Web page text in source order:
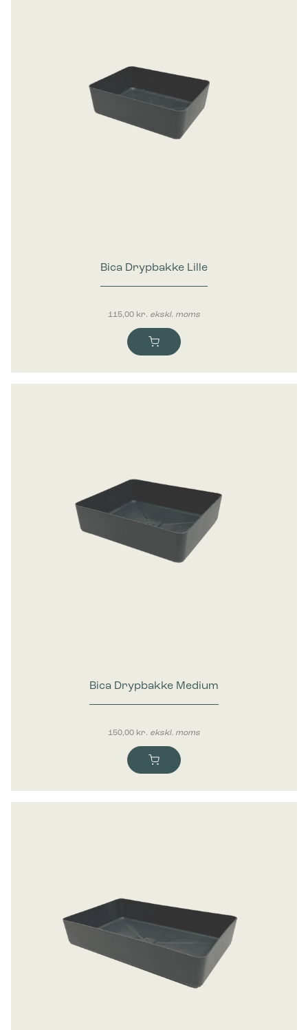
Bica Drypbakke Lille
115,00 kr. ekskl. moms
Bica Drypbakke Medium
150,00 kr. ekskl. moms